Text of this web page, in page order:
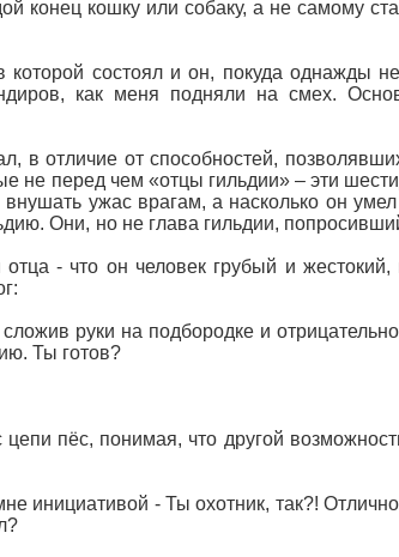
конец кошку или собаку, а не самому
состоял и он, покуда однажды
как меня подняли на смех.
в отличие от способностей,
не перед чем «отцы гильдии» – эти
ужас врагам, а насколько он
Они, но не глава гильдии,
- что он человек грубый и
руки на подбородке и
Ты готов?
пёс, понимая, что другой
инициативой - Ты охотник, так?!